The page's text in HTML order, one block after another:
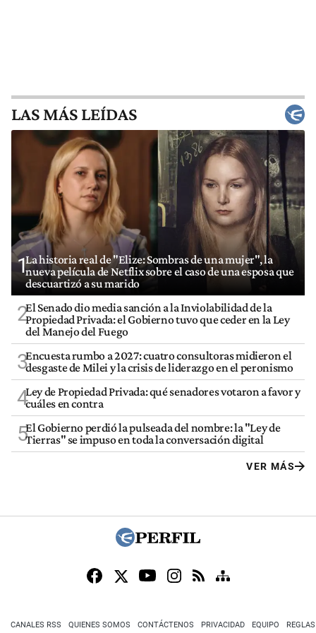
LAS MÁS LEÍDAS
1La historia real de "Elize: Sombras de una mujer", la
nueva película de Netflix sobre el caso de una esposa que
descuartizó a su marido
2El Senado dio media sanción a la Inviolabilidad de la
Propiedad Privada: el Gobierno tuvo que ceder en la Ley
del Manejo del Fuego
3Encuesta rumbo a 2027: cuatro consultoras midieron el
desgaste de Milei y la crisis de liderazgo en el peronismo
4Ley de Propiedad Privada: qué senadores votaron a favor y
cuáles en contra
5El Gobierno perdió la pulseada del nombre: la "Ley de
Tierras" se impuso en toda la conversación digital
VER MÁS
CANALES RSS QUIENES SOMOS CONTÁCTENOS PRIVACIDAD EQUIPO